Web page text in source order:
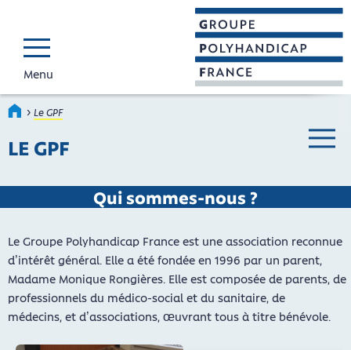
GROUPE
Faire connaître et
Menu
Accueil
› Le GPF
LE GPF
Qui sommes-nous ?
Le Groupe Polyhandicap France est une association reconnue
d’intérêt général. Elle a été fondée en 1996 par un parent,
Madame Monique Rongières. Elle est composée de parents, de
professionnels du médico-social et du sanitaire, de
médecins, et d’associations, œuvrant tous à titre bénévole.